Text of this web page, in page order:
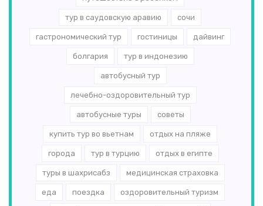
тур в саудовскую аравию сочи
гастрономический тур гостиницы дайвинг
болгария тур в индонезию
автобусный тур
лечебно-оздоровительный тур
автобусные туры советы
купить тур во вьетнам отдых на пляже
города тур в турцию отдых в египте
туры в шахрисабз медицинская страховка
еда поездка оздоровительный туризм